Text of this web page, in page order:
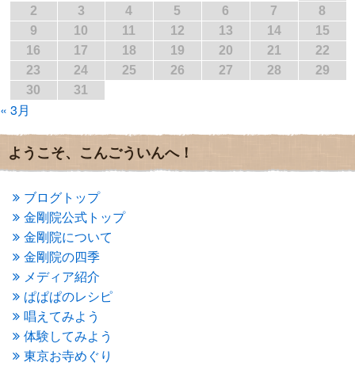
2017年3月(1)
2017年2月(1)
2017年1月(2)
2016年12月(4)
2016年11月(3)
2016年10月(1)
2016年9月
2016年6月
(2)
2016年5月(3)
2016年4月
(4)
2016年3月(4)
2016年2月(5)
2016年1月(3)
2015年12月(6)
2015年11月(4)
2015年10月
(4)
2015年9月
(3)
2015年8月(4)
2015年7月(4)
2015年6月(3)
2
3 4 5 6 7
8
9
10 11 12 13 14
15
16
17 18 19 20 21
22
23
24 25 26 27 28
29
30
31
« 3月
ようこそ、こんごういんへ！
ブログトップ
金剛院公式トップ
金剛院について
金剛院の四季
メディア紹介
ぱぱぱのレシピ
唱えてみよう
体験してみよう
東京お寺めぐり